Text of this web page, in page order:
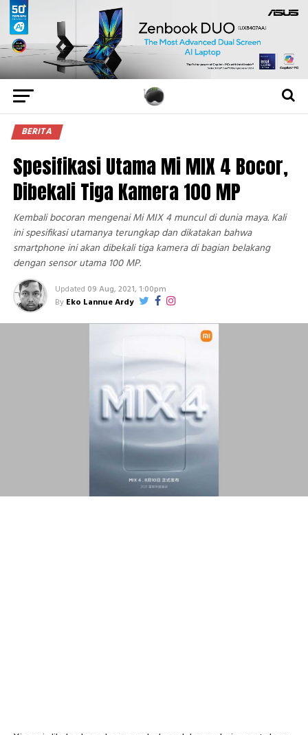
BERITA
Spesifikasi Utama Mi MIX 4 Bocor,
Dibekali Tiga Kamera 100 MP
Kembali bocoran mengenai Mi MIX 4 muncul di dunia maya. Kali
ini spesifikasi utamanya terungkap dan dikatakan bahwa
smartphone ini akan dibekali tiga kamera di bagian belakang
dengan sensor utama 100 MP.
Updated 09 Aug, 2021, 1:00pm
By Eko Lannue Ardy